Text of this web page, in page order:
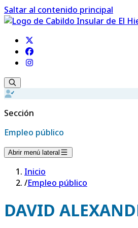
Saltar al contenido principal
Sección
Empleo público
Abrir menú lateral
Inicio
/Empleo público
DAVID